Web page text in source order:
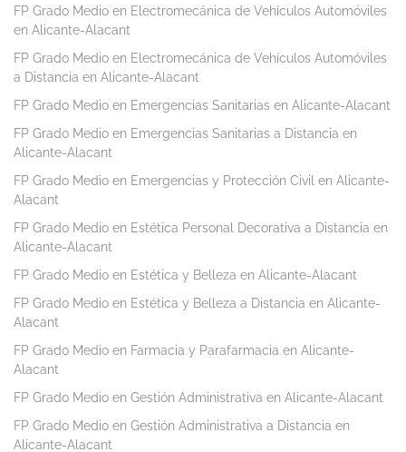
FP Grado Medio en Electromecánica de Vehículos Automóviles
en Alicante-Alacant
FP Grado Medio en Electromecánica de Vehículos Automóviles
a Distancia en Alicante-Alacant
FP Grado Medio en Emergencias Sanitarias en Alicante-Alacant
FP Grado Medio en Emergencias Sanitarias a Distancia en
Alicante-Alacant
FP Grado Medio en Emergencias y Protección Civil en Alicante-
Alacant
FP Grado Medio en Estética Personal Decorativa a Distancia en
Alicante-Alacant
FP Grado Medio en Estética y Belleza en Alicante-Alacant
FP Grado Medio en Estética y Belleza a Distancia en Alicante-
Alacant
FP Grado Medio en Farmacia y Parafarmacia en Alicante-
Alacant
FP Grado Medio en Gestión Administrativa en Alicante-Alacant
FP Grado Medio en Gestión Administrativa a Distancia en
Alicante-Alacant